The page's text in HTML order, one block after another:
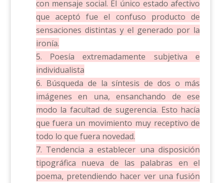
con mensaje social. El único estado afectivo
que aceptó fue el confuso producto de
sensaciones distintas y el generado por la
ironía.
5. Poesía extremadamente subjetiva e
individualista
6. Búsqueda de la síntesis de dos o más
imágenes en una, ensanchando de ese
modo la facultad de sugerencia. Esto hacía
que fuera un movimiento muy receptivo de
todo lo que fuera novedad.
7. Tendencia a establecer una disposición
tipográfica nueva de las palabras en el
poema, pretendiendo hacer ver una fusión